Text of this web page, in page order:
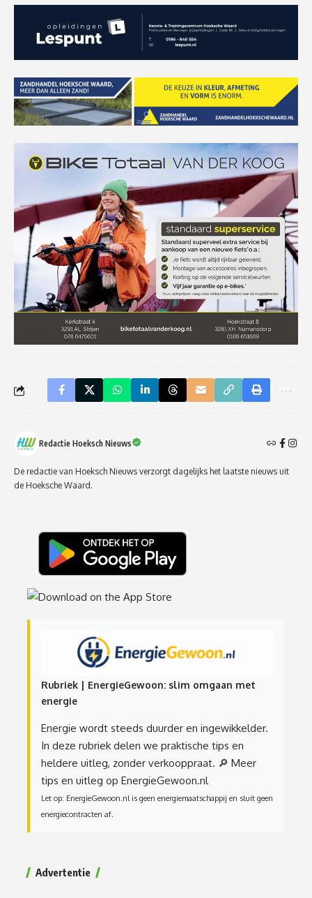
Redactie Hoeksch Nieuws
De redactie van Hoeksch Nieuws verzorgt dagelijks het laatste nieuws uit
de Hoeksche Waard.
Rubriek | EnergieGewoon: slim omgaan met
energie
Energie wordt steeds duurder en ingewikkelder.
In deze rubriek delen we praktische tips en
heldere uitleg, zonder verkooppraat. 🔎 Meer
tips en uitleg op EnergieGewoon.nl
Let op: EnergieGewoon.nl is geen energiemaatschappij en sluit geen
energiecontracten af.
Advertentie